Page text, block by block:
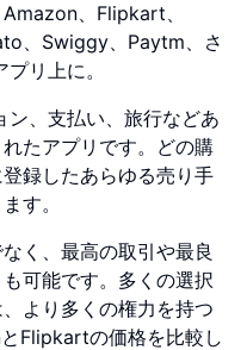
、Flipkart、
、Swiggy、Paytm、さ
リ上に。
、支払い、旅行などあ
たアプリです。どの購
録したあらゆる売り手
す。
く、最高の取引や最良
可能です。多くの選択
より多くの権力を持つ
Flipkartの価格を比較し